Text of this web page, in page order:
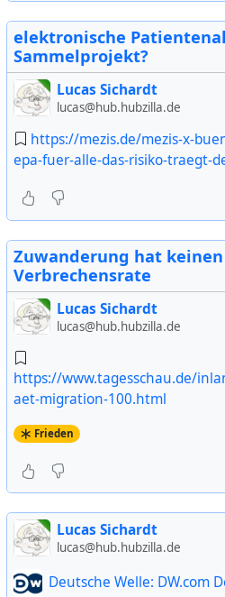
Grundgesetzänderungen,
Vorschläge,
Ausmaß ihrer
offen. Ihre Vorstellung der
Regierungslegislatur?
Afghanistan und Syrien,
europäischen Grenzen und
kann, als man sie erhalten
https://fragdenstaat.de/
pk_campaign=mastodon
elektronische
Sammelprojekt?
Lucas Sichardt
lucas@hub.hubzilla.de
https://mezis.de/mezis-x-
epa-fuer-alle-das-risiko-traegt-
Zuwanderung hat
Verbrechensrate
Lucas Sichardt
lucas@hub.hubzilla.de
https://www.tagesschau.de/
aet-migration-100.html
Frieden
Lucas Sichardt
lucas@hub.hubzilla.de
Deutsche Welle: DW.com